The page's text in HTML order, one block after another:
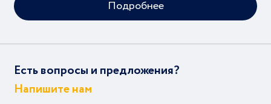
Подробнее
Есть вопросы и предложения?
Напишите нам